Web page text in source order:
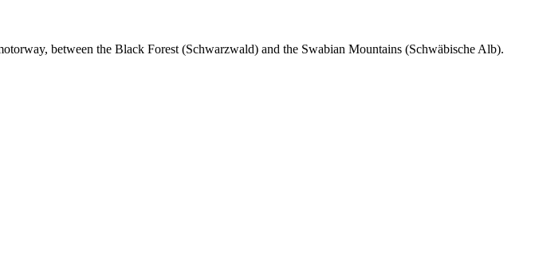
between the Black Forest (Schwarzwald) and the Swabian Mountains (Schwäbische Alb).